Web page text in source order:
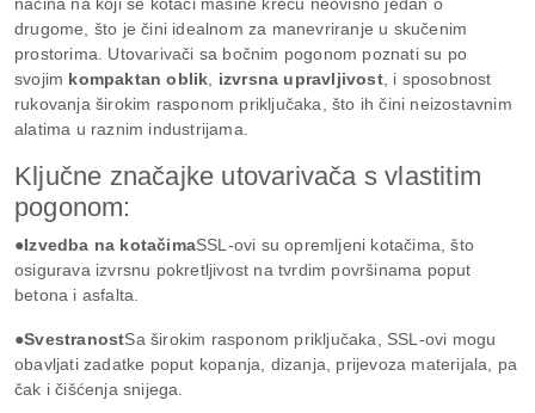
drugome, što je čini idealnom za manevriranje u skučenim
prostorima. Utovarivači sa bočnim pogonom poznati su po
svojim kompaktan oblik izvrsna upravljivost, i sposobnost
rukovanja širokim rasponom priključaka, što ih čini neizostavnim
alatima u raznim industrijama.
Ključne značajke utovarivača s vlastitim
pogonom:
●Izvedba na kotačimaSSL-ovi su opremljeni kotačima, što
osigurava izvrsnu pokretljivost na tvrdim površinama poput
betona i asfalta.
●SvestranostSa širokim rasponom priključaka, SSL-ovi mogu
obavljati zadatke poput kopanja, dizanja, prijevoza materijala, pa
čak i čišćenja snijega.